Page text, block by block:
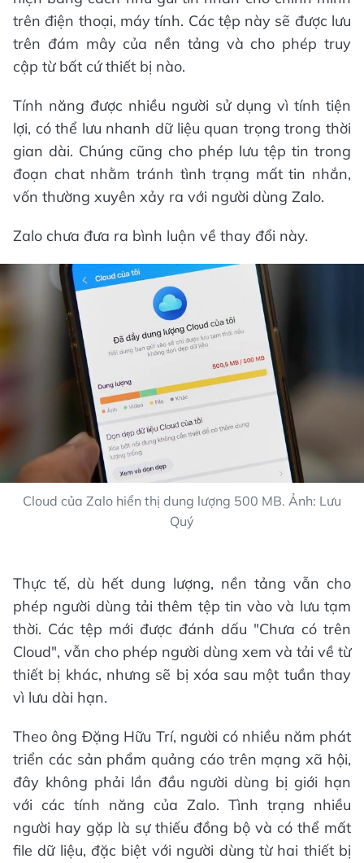
trên điện thoại, máy tính. Các tệp này sẽ được lưu
trên đám mây của nền tảng và cho phép truy
cập từ bất cứ thiết bị nào.
Tính năng được nhiều người sử dụng vì tính tiện
lợi, có thể lưu nhanh dữ liệu quan trọng trong thời
gian dài. Chúng cũng cho phép lưu tệp tin trong
đoạn chat nhằm tránh tình trạng mất tin nhắn,
vốn thường xuyên xảy ra với người dùng Zalo.
Zalo chưa đưa ra bình luận về thay đổi này.
Cloud của Zalo hiển thị dung lượng 500 MB. Ảnh: Lưu
Quý
Thực tế, dù hết dung lượng, nền tảng vẫn cho
phép người dùng tải thêm tệp tin vào và lưu tạm
thời. Các tệp mới được đánh dấu "Chưa có trên
Cloud", vẫn cho phép người dùng xem và tải về từ
thiết bị khác, nhưng sẽ bị xóa sau một tuần thay
vì lưu dài hạn.
Theo ông Đặng Hữu Trí, người có nhiều năm phát
triển các sản phẩm quảng cáo trên mạng xã hội,
đây không phải lần đầu người dùng bị giới hạn
với các tính năng của Zalo. Tình trạng nhiều
người hay gặp là sự thiếu đồng bộ và có thể mất
file dữ liệu, đặc biệt với người dùng từ hai thiết bị